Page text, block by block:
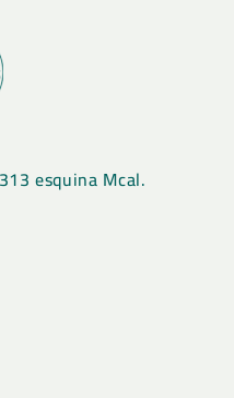
esquina Mcal.